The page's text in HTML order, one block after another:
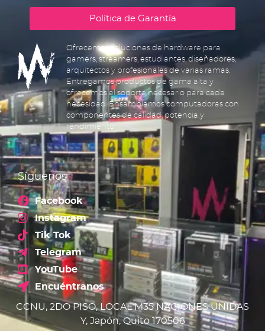
Política de Garantía
Ofrecemos soluciones de hardware para
gamers, streamers, estudiantes, diseñadores,
arquitectos y profesionales de varias ramas.
Entregamos productos de gama alta y
ofrecemos el soporte necesario para cada
necesidad. Ensamblamos computadoras con
componentes de calidad, potencia y
rendimiento.
Síguenos
Facebook
Instagram
Tik Tok
Telegram
YouTube
Encuéntranos
CCNU, 2DO PISO, LOCAL M35 NACIONES UNIDAS
Y, Japón, Quito 170506